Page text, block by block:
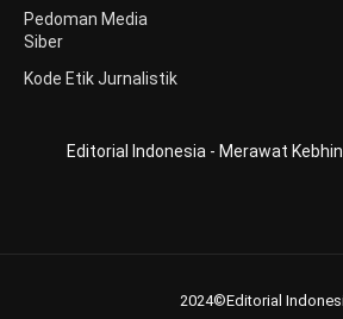
Pedoman Media
Siber
Kode Etik Jurnalistik
Editorial Indonesia - Merawat
2024©Editorial